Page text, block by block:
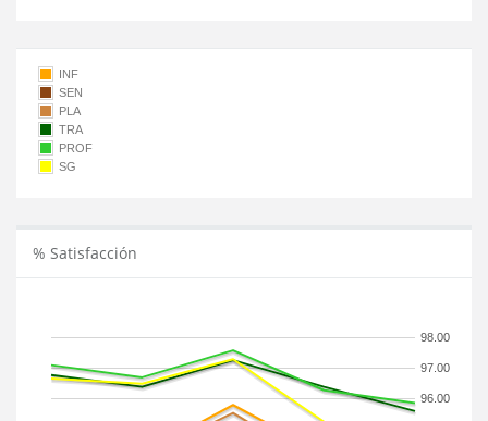
INF
SEN
PLA
TRA
PROF
SG
% Satisfacción
96.00
97.00
98.00